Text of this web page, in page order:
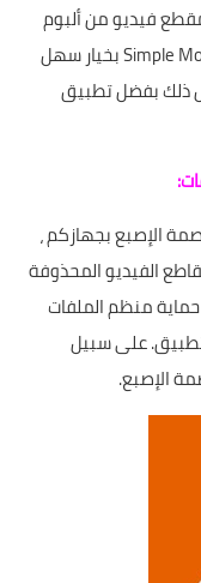
فيديو من ألبوم
الصور الخاص بكم؟ يتميز Simple Mobile Photo Gallery بخيار سهل
ذلك بفضل تطبيق
الإصبع بجهازكم ،
الفيديو المحذوفة
منظم الملفات
على سبيل
الإصبع.